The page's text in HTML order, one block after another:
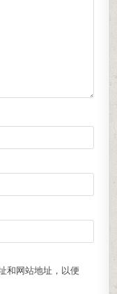
和网站地址，以便